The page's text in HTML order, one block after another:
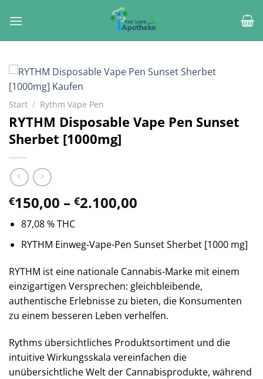
Inhalt
Start / Rythm Vape Pen
RYTHM Disposable Vape Pen Sunset
Sherbet [1000mg]
€150,00 – €2.100,00
€2.100,00
87,08 % THC
RYTHM Einweg-Vape-Pen Sunset Sherbet [1000 mg]
RYTHM ist eine nationale Cannabis-Marke mit einem
einzigartigen Versprechen: gleichbleibende,
authentische Erlebnisse zu bieten, die Konsumenten
zu einem besseren Leben verhelfen.
Rythms übersichtliches Produktsortiment und die
intuitive Wirkungsskala vereinfachen die
unübersichtliche Welt der Cannabisprodukte, während